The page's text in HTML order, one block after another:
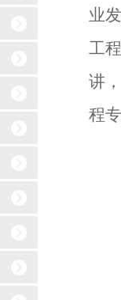
业
工
讲，
程